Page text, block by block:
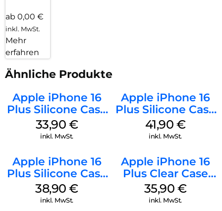
ab 0,00 €
inkl. MwSt.
Mehr
erfahren
Ähnliche Produkte
Apple iPhone 16
Plus Silicone Case
MagSafe Lake
Green
33,90 €
inkl. MwSt.
Apple iPhone 16
Plus Silicone Case
MagSafe Stone
Gray
41,90 €
inkl. MwSt.
Apple iPhone 16
Plus Silicone Case
MagSafe Denim
38,90€
inkl. MwSt.
Apple iPhone 16
Plus Clear Case
MagSafe
Transparent
35,90 €
inkl. MwSt.